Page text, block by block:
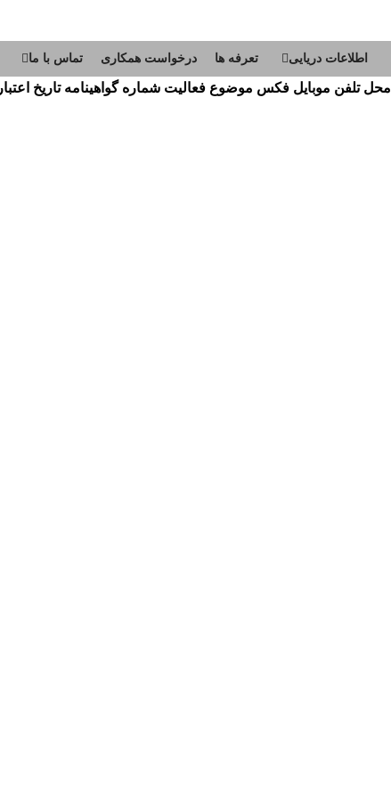
اطلاعات دریایی تعرفه ها درخواست همکاری تماس با ما
محل تلفن موبايل فكس موضوع فعاليت شماره گواهينامه تاريخ اعتبار